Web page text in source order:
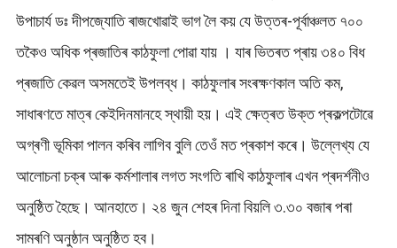
উপাচাৰ্য ডঃ দীপজ্যোতি ৰাজখোৱাই ভাগ লৈ কয় যে উত্তৰ-পূৰ্বাঞ্চলত ৭০০
তকৈও অধিক প্ৰজাতিৰ কাঠফুলা পোৱা যায় । যাৰ ভিতৰত প্ৰায় ৩৪০ বিধ
প্ৰজাতি কেৱল অসমতেই উপলব্ধ। কাঠফুলাৰ সংৰক্ষণকাল অতি কম,
সাধাৰণতে মাত্ৰ কেইদিনমানহে স্থায়ী হয়। এই ক্ষেত্ৰত উক্ত প্ৰকল্পটোৱে
অগ্ৰণী ভূমিকা পালন কৰিব লাগিব বুলি তেওঁ মত প্ৰকাশ কৰে। উল্লেখ্য যে
আলোচনা চক্ৰ আৰু কৰ্মশালাৰ লগত সংগতি ৰাখি কাঠফুলাৰ এখন প্ৰদৰ্শনীও
অনুষ্ঠিত হৈছে। আনহাতে। ২৪ জুন শেহৰ দিনা বিয়লি ৩.৩০ বজাৰ পৰা
সামৰণি অনুষ্ঠান অনুষ্ঠিত হব।